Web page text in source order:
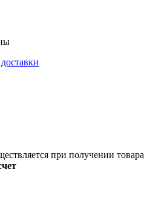
при получении товара